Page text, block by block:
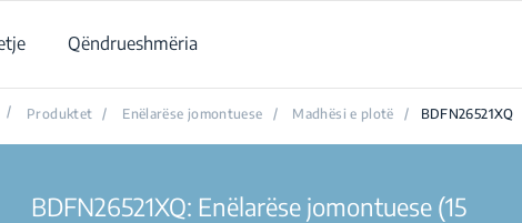
Qëndrueshmëria
/ Produktet / Enëlarëse jomontuese / Madhësi e plotë / BDFN26521XQ
BDFN26521XQ: Enëlarëse jomontuese (15